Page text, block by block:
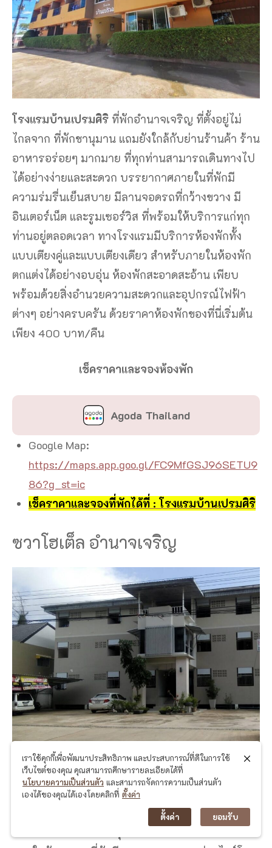
โรงแรมบ้านเปรมศิริ ที่พักอำนาจเจริญ ที่ตั้งอยู่ไม่
ไกลจาก ที่พักชานุมาน แถมยังใกล้กับย่านร้านค้า ร้าน
อาหารอร่อยๆ มากมาย ที่ทุกท่านสามารถเดินทางไป
ได้อย่างง่ายและสะดวก บรรยากาศภายในที่พักมี
ความร่มรื่นเย็นสบาย มีลานจอดรถที่กว้างขวาง มี
อินเตอร์เน็ต และรูมเซอร์วิส ที่พร้อมให้บริการแก่ทุก
ท่านอยู่ตลอดเวลา ทางโรงแรมมีบริการห้องพักทั้ง
แบบเตียงคู่และแบบเตียงเดียว สำหรับภายในห้องพัก
ตกแต่งได้อย่างอบอุ่น ห้องพักสะอาดสะอ้าน เพียบ
พร้อมด้วยสิ่งอำนวยความสะดวกและอุปกรณ์ไฟฟ้า
ต่างๆ อย่างครบครัน ด้วยราคาห้องพักของที่นี่เริ่มต้น
เพียง 400 บาท/คืน
เช็คราคาและจองห้องพัก
Agoda Thailand
Google Map:
https://maps.app.goo.gl/FC9MfGSJ96SETU9
86?g_st=ic
เช็คราคาและจองที่พักได้ที่ : โรงแรมบ้านเปรมศิริ
ซวาโฮเต็ล อำนาจเจริญ
ซวาโฮเต็ล อำนาจเจริญที่พักอำนาจเจริญ ที่มีความ
ทันสมัย ตั้งอยู่ใจกลางอำเภอเมืองอำนาจเจริญ แถม
ยังอยู่ใกล้กับ theprinceอำนาจเจริญ ที่เหล่าทุกท่าน
เราใช้คุกกี้เพื่อพัฒนาประสิทธิภาพ และประสบการณ์ที่ดีในการใช้
เว็บไซต์ของคุณ คุณสามารถศึกษารายละเอียดได้ที่
นโยบายความเป็นส่วนตัว และสามารถจัดการความเป็นส่วนตัว
เองได้ของคุณได้เองโดยคลิกที่ ตั้งค่า
ตั้งค่า ยอมรับ